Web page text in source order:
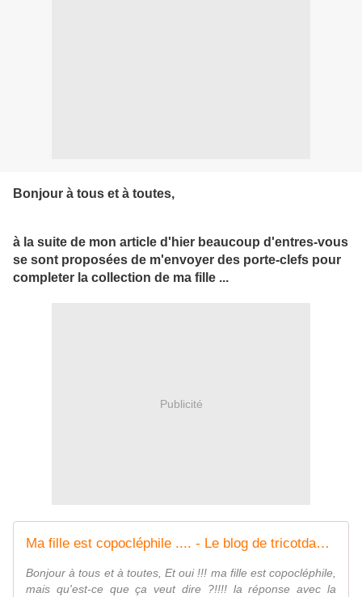
Bonjour à tous et à toutes,
à la suite de mon article d'hier beaucoup d'entres-vous
se sont proposées de m'envoyer des porte-clefs pour
completer la collection de ma fille ...
Publicité
Ma fille est copocléphile .... - Le blog de tricotdamandine.over-blog.com
Bonjour à tous et à toutes, Et oui !!! ma fille est copocléphile,
mais qu'est-ce que ça veut dire ?!!!! la réponse avec la